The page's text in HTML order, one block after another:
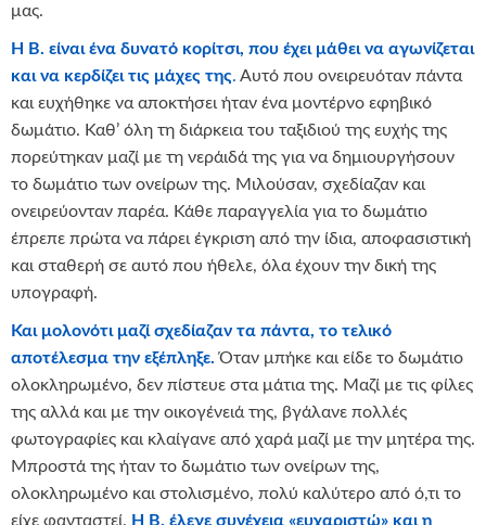
μας.
Η Β. είναι ένα δυνατό κορίτσι, που έχει μάθει να αγωνίζεται
και να κερδίζει τις μάχες της. Αυτό που ονειρευόταν πάντα
και ευχήθηκε να αποκτήσει ήταν ένα μοντέρνο εφηβικό
δωμάτιο. Καθ’ όλη τη διάρκεια του ταξιδιού της ευχής της
πορεύτηκαν μαζί με τη νεράιδά της για να δημιουργήσουν
το δωμάτιο των ονείρων της. Μιλούσαν, σχεδίαζαν και
ονειρεύονταν παρέα. Κάθε παραγγελία για το δωμάτιο
έπρεπε πρώτα να πάρει έγκριση από την ίδια, αποφασιστική
και σταθερή σε αυτό που ήθελε, όλα έχουν την δική της
υπογραφή.
Και μολονότι μαζί σχεδίαζαν τα πάντα, το τελικό
αποτέλεσμα την εξέπληξε. Όταν μπήκε και είδε το δωμάτιο
ολοκληρωμένο, δεν πίστευε στα μάτια της. Μαζί με τις φίλες
της αλλά και με την οικογένειά της, βγάλανε πολλές
φωτογραφίες και κλαίγανε από χαρά μαζί με την μητέρα της.
Μπροστά της ήταν το δωμάτιο των ονείρων της,
ολοκληρωμένο και στολισμένο, πολύ καλύτερο από ό,τι το
είχε φανταστεί. Η Β. έλεγε συνέχεια «ευχαριστώ» και η